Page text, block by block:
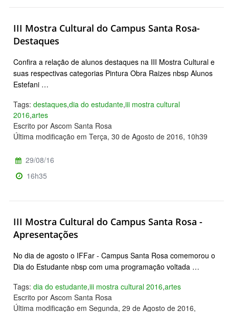
III Mostra Cultural do Campus Santa Rosa-
Destaques
Confira a relação de alunos destaques na III Mostra Cultural e
suas respectivas categorias Pintura Obra Raizes nbsp Alunos
Estefani …
Tags: destaques,dia do estudante,iii mostra cultural
2016,artes
Escrito por Ascom Santa Rosa
Última modificação em Terça, 30 de Agosto de 2016, 10h39
29/08/16
16h35
III Mostra Cultural do Campus Santa Rosa -
Apresentações
No dia de agosto o IFFar - Campus Santa Rosa comemorou o
Dia do Estudante nbsp com uma programação voltada …
Tags: dia do estudante,iii mostra cultural 2016,artes
Escrito por Ascom Santa Rosa
Última modificação em Segunda, 29 de Agosto de 2016,